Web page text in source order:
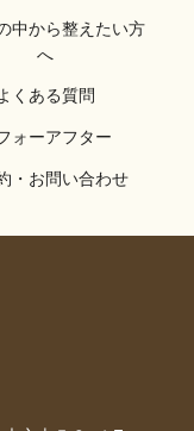
中から整えたい方
へ
くある質問
ォーアフター
・お問い合わせ